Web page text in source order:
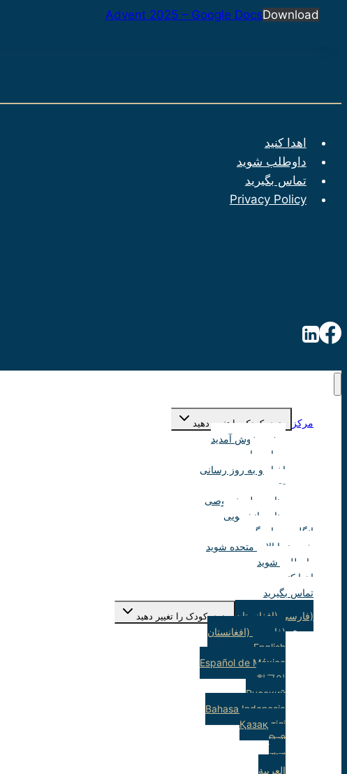
Advent 2025 – Google DocsDownload
اهدا کنید
داوطلب شوید
تماس بگیرید
Privacy Policy
مرکز منوی کودک را تغییر دهید
صفحه خوش آمدید
درباره ما
اخبار و به روز رسانی
تقویم
منابع معلم خصوصی
منابع دانشجویی
انگلیسی یاد بگیرید
شهروند ایالات متحده شوید
داوطلب شوید
اهدا کنید
تماس بگیرید
(فارسی (افغانستان
منوی کودک را تغییر دهید
(فارسی (افغانستان
English
Español de México
한국어
Русский
Bahasa Indonesia
Қазақ тілі
हिन्दी
বাংলা
العربية